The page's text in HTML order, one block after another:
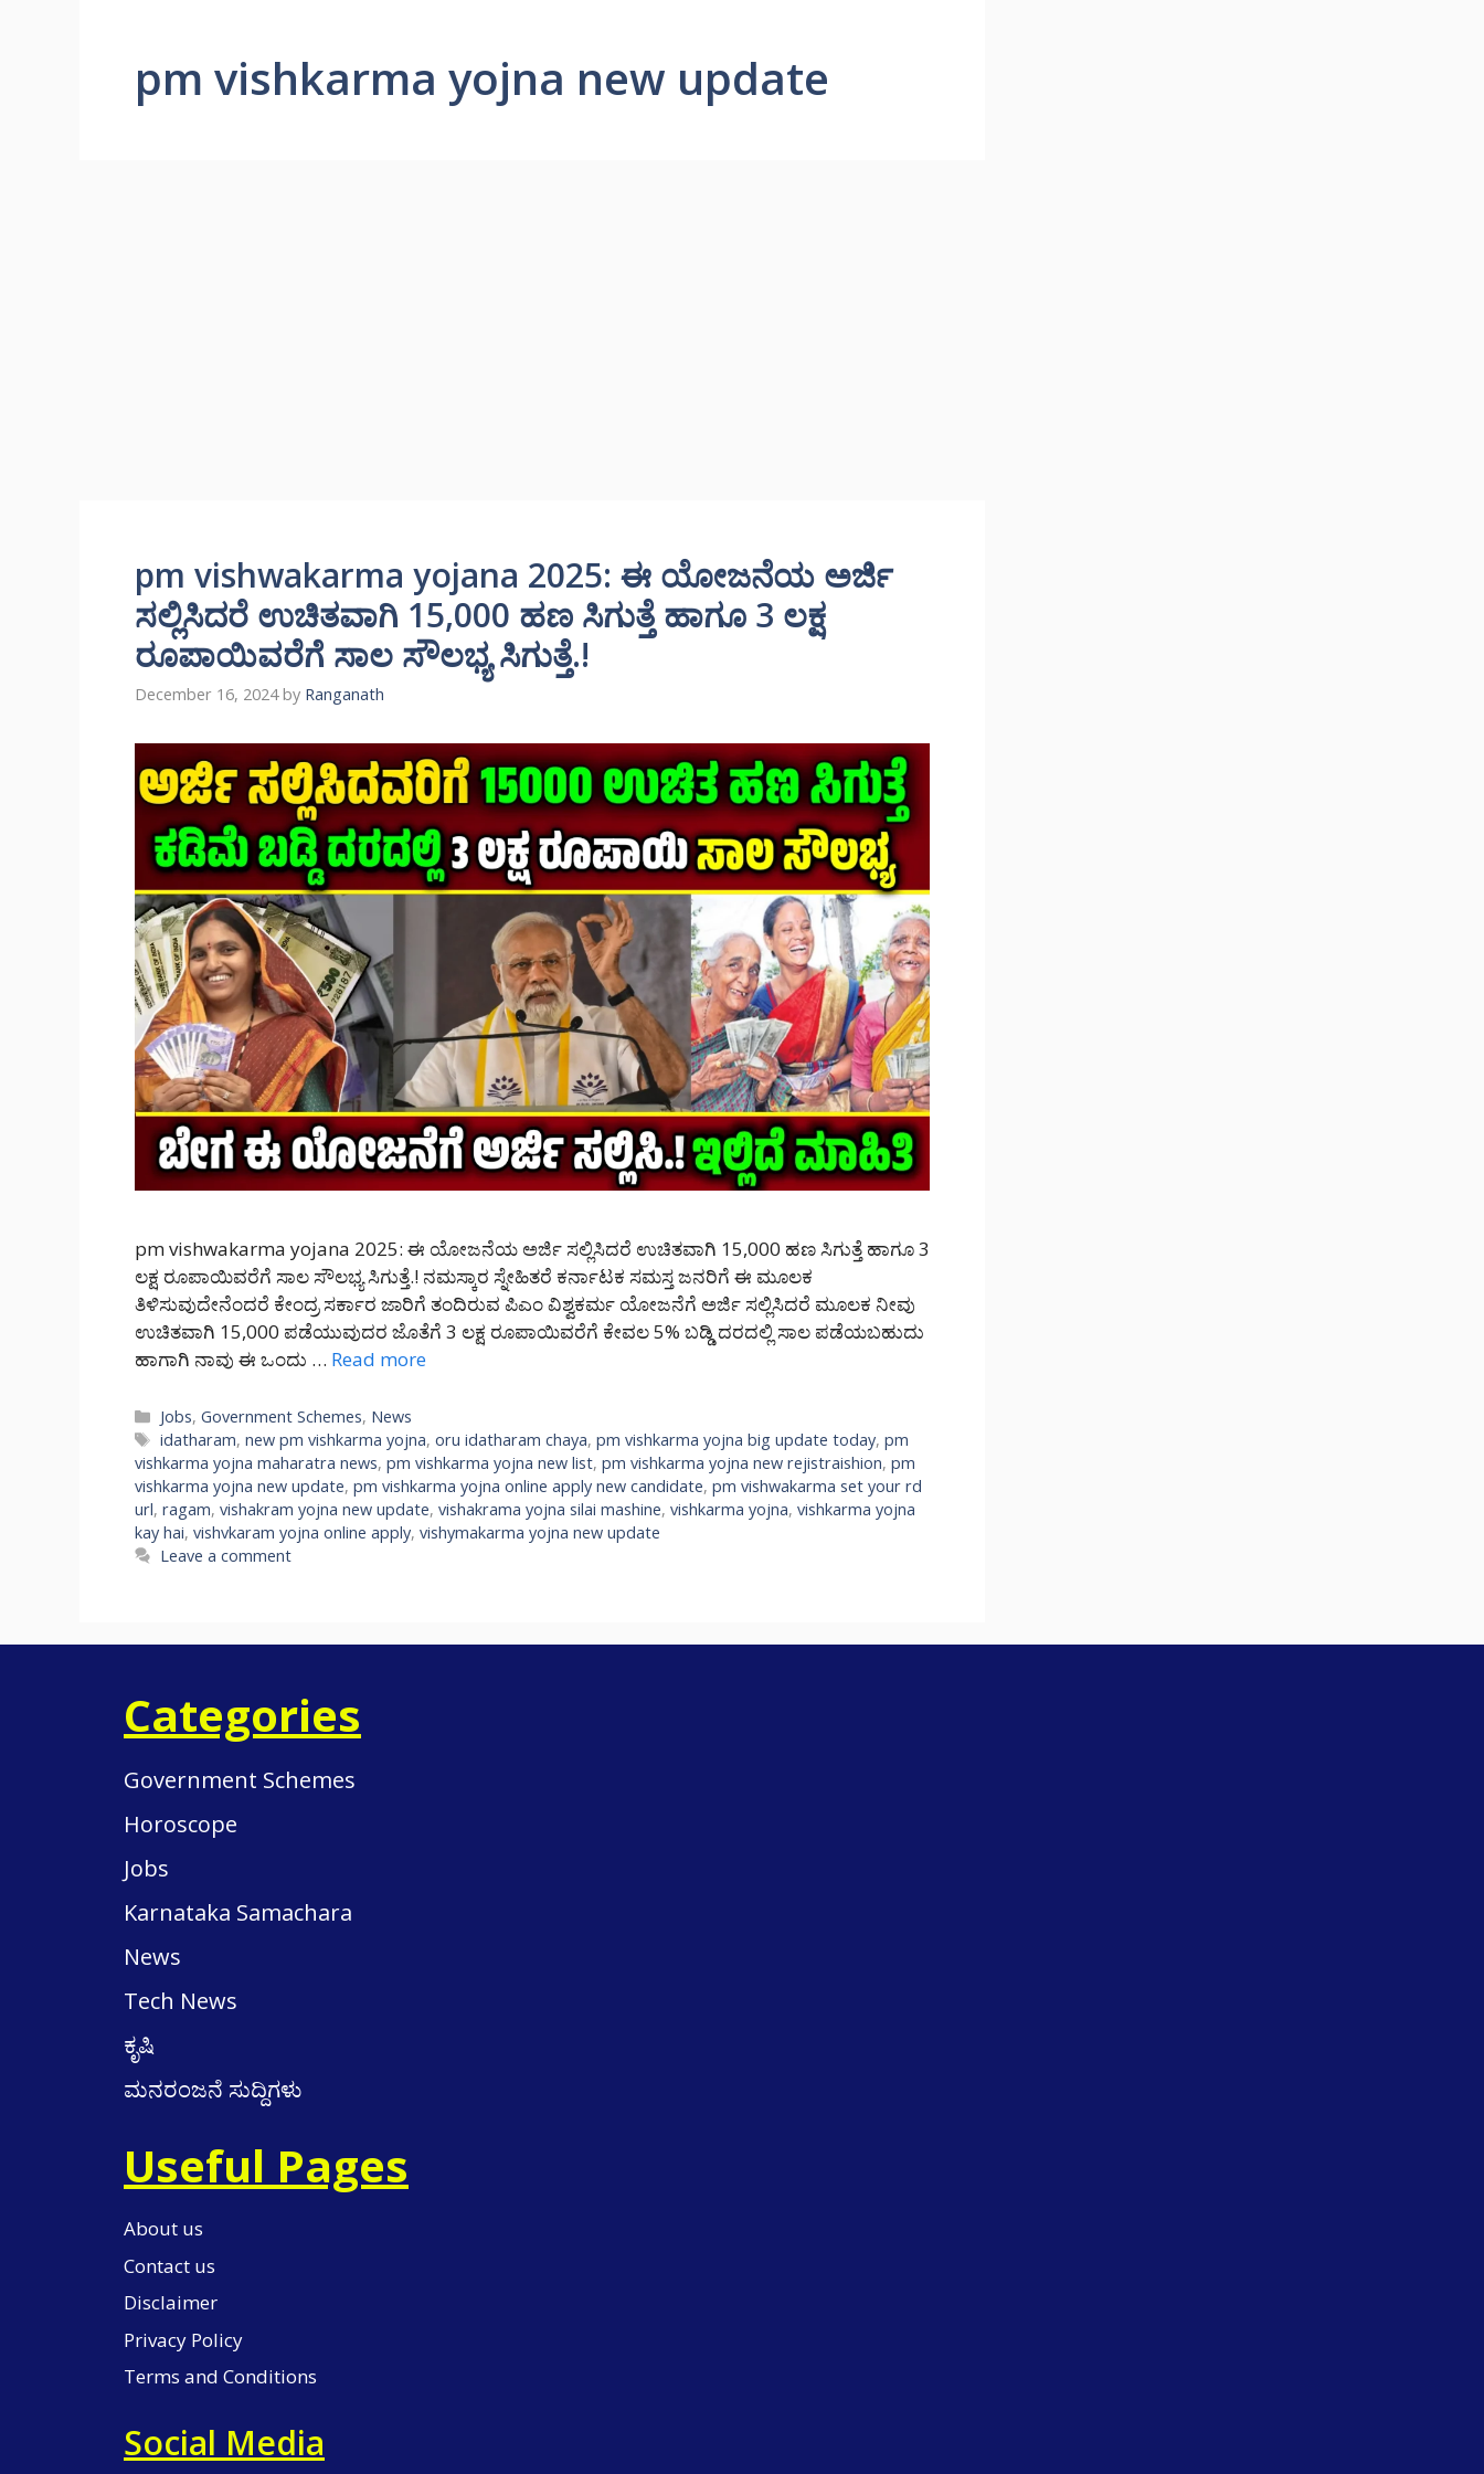
pm vishkarma yojna new update
pm vishwakarma yojana 2025: ಈ ಯೋಜನೆಯ ಅರ್ಜಿ
ಸಲ್ಲಿಸಿದರೆ ಉಚಿತವಾಗಿ 15,000 ಹಣ ಸಿಗುತ್ತೆ ಹಾಗೂ 3 ಲಕ್ಷ
ರೂಪಾಯಿವರೆಗೆ ಸಾಲ ಸೌಲಭ್ಯ ಸಿಗುತ್ತೆ.!
December 16, 2024 by Ranganath
pm vishwakarma yojana 2025: ಈ ಯೋಜನೆಯ ಅರ್ಜಿ ಸಲ್ಲಿಸಿದರೆ ಉಚಿತವಾಗಿ 15,000 ಹಣ ಸಿಗುತ್ತೆ ಹಾಗೂ 3
ಲಕ್ಷ ರೂಪಾಯಿವರೆಗೆ ಸಾಲ ಸೌಲಭ್ಯ ಸಿಗುತ್ತೆ.! ನಮಸ್ಕಾರ ಸ್ನೇಹಿತರೆ ಕರ್ನಾಟಕ ಸಮಸ್ತ ಜನರಿಗೆ ಈ ಮೂಲಕ
ತಿಳಿಸುವುದೇನೆಂದರೆ ಕೇಂದ್ರ ಸರ್ಕಾರ ಜಾರಿಗೆ ತಂದಿರುವ ಪಿಎಂ ವಿಶ್ವಕರ್ಮ ಯೋಜನೆಗೆ ಅರ್ಜಿ ಸಲ್ಲಿಸಿದರೆ ಮೂಲಕ ನೀವು
ಉಚಿತವಾಗಿ 15,000 ಪಡೆಯುವುದರ ಜೊತೆಗೆ 3 ಲಕ್ಷ ರೂಪಾಯಿವರೆಗೆ ಕೇವಲ 5% ಬಡ್ಡಿ ದರದಲ್ಲಿ ಸಾಲ ಪಡೆಯಬಹುದು
ಹಾಗಾಗಿ ನಾವು ಈ ಒಂದು … Read more
Categories
Jobs,Government Schemes, News
Tags
idatharam,new pm vishkarma yojna,oru idatharam chaya,pm vishkarma yojna big update today,pm
vishkarma yojna maharatra news, pm vishkarma yojna new list, pm vishkarma yojna new rejistraishion, pm
vishkarma yojna new update, pm vishkarma yojna online apply new candidate, pm vishwakarma set your rd
url, ragam, vishakram yojna new update, vishakrama yojna silai mashine, vishkarma yojna, vishkarma yojna
kay hai, vishvkaram yojna online apply, vishymakarma yojna new update
Leave a comment
Categories
Government Schemes
Horoscope
Jobs
Karnataka Samachara
News
Tech News
ಕೃಷಿ
ಮನರಂಜನೆ ಸುದ್ದಿಗಳು
Useful Pages
About us
Contact us
Disclaimer
Privacy Policy
Terms and Conditions
Social Media